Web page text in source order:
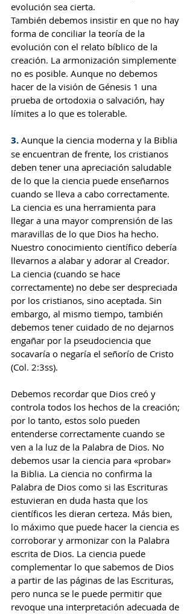
evolución sea cierta.
También debemos insistir en que no hay
forma de conciliar la teoría de la
evolución con el relato bíblico de la
creación. La armonización simplemente
no es posible. Aunque no debemos
hacer de la visión de Génesis 1 una
prueba de ortodoxia o salvación, hay
límites a lo que es tolerable.
3. Aunque la ciencia moderna y la Biblia
se encuentran de frente, los cristianos
deben tener una apreciación saludable
de lo que la ciencia puede enseñarnos
cuando se lleva a cabo correctamente.
La ciencia es una herramienta para
llegar a una mayor comprensión de las
maravillas de lo que Dios ha hecho.
Nuestro conocimiento científico debería
llevarnos a alabar y adorar al Creador.
La ciencia (cuando se hace
correctamente) no debe ser despreciada
por los cristianos, sino aceptada. Sin
embargo, al mismo tiempo, también
debemos tener cuidado de no dejarnos
engañar por la pseudociencia que
socavaría o negaría el señorío de Cristo
(Col. 2:3ss).
Debemos recordar que Dios creó y
controla todos los hechos de la creación;
por lo tanto, estos solo pueden
entenderse correctamente cuando se
ven a la luz de la Palabra de Dios. No
debemos usar la ciencia para «probar»
la Biblia. La ciencia no confirma la
Palabra de Dios como si las Escrituras
estuvieran en duda hasta que los
científicos les dieran certeza. Más bien,
lo máximo que puede hacer la ciencia es
corroborar y armonizar con la Palabra
escrita de Dios. La ciencia puede
complementar lo que sabemos de Dios
a partir de las páginas de las Escrituras,
pero nunca se le puede permitir que
revoque una interpretación adecuada de